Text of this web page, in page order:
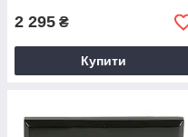
2 295 ₴
Купити